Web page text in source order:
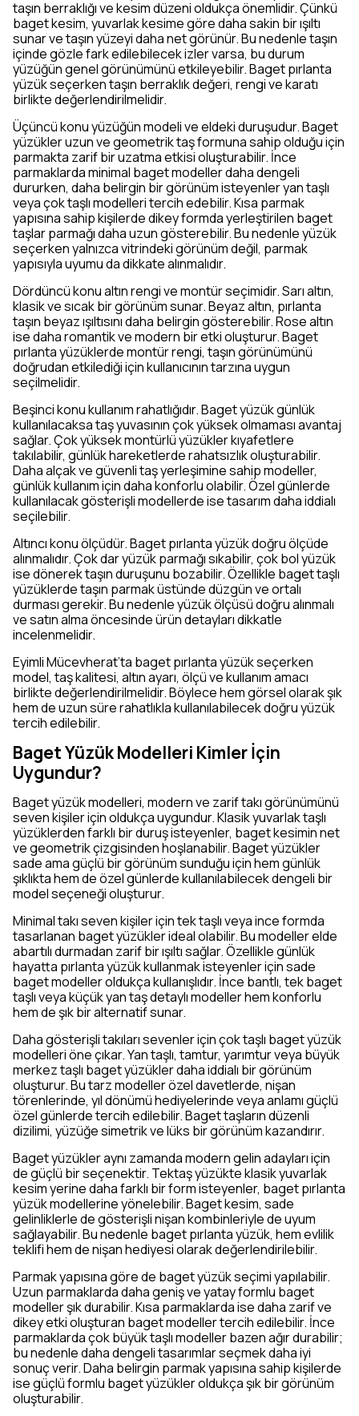
taşın berraklığı ve kesim düzeni oldukça önemlidir. Çünkü
baget kesim, yuvarlak kesime göre daha sakin bir ışıltı
sunar ve taşın yüzeyi daha net görünür. Bu nedenle taşın
içinde gözle fark edilebilecek izler varsa, bu durum
yüzüğün genel görünümünü etkileyebilir. Baget pırlanta
yüzük seçerken taşın berraklık değeri, rengi ve karatı
birlikte değerlendirilmelidir.
Üçüncü konu yüzüğün modeli ve eldeki duruşudur. Baget
yüzükler uzun ve geometrik taş formuna sahip olduğu için
parmakta zarif bir uzatma etkisi oluşturabilir. İnce
parmaklarda minimal baget modeller daha dengeli
dururken, daha belirgin bir görünüm isteyenler yan taşlı
veya çok taşlı modelleri tercih edebilir. Kısa parmak
yapısına sahip kişilerde dikey formda yerleştirilen baget
taşlar parmağı daha uzun gösterebilir. Bu nedenle yüzük
seçerken yalnızca vitrindeki görünüm değil, parmak
yapısıyla uyumu da dikkate alınmalıdır.
Dördüncü konu altın rengi ve montür seçimidir. Sarı altın,
klasik ve sıcak bir görünüm sunar. Beyaz altın, pırlanta
taşın beyaz ışıltısını daha belirgin gösterebilir. Rose altın
ise daha romantik ve modern bir etki oluşturur. Baget
pırlanta yüzüklerde montür rengi, taşın görünümünü
doğrudan etkilediği için kullanıcının tarzına uygun
seçilmelidir.
Beşinci konu kullanım rahatlığıdır. Baget yüzük günlük
kullanılacaksa taş yuvasının çok yüksek olmaması avantaj
sağlar. Çok yüksek montürlü yüzükler kıyafetlere
takılabilir, günlük hareketlerde rahatsızlık oluşturabilir.
Daha alçak ve güvenli taş yerleşimine sahip modeller,
günlük kullanım için daha konforlu olabilir. Özel günlerde
kullanılacak gösterişli modellerde ise tasarım daha iddialı
seçilebilir.
Altıncı konu ölçüdür. Baget pırlanta yüzük doğru ölçüde
alınmalıdır. Çok dar yüzük parmağı sıkabilir, çok bol yüzük
ise dönerek taşın duruşunu bozabilir. Özellikle baget taşlı
yüzüklerde taşın parmak üstünde düzgün ve ortalı
durması gerekir. Bu nedenle yüzük ölçüsü doğru alınmalı
ve satın alma öncesinde ürün detayları dikkatle
incelenmelidir.
Eyimli Mücevherat’ta baget pırlanta yüzük seçerken
model, taş kalitesi, altın ayarı, ölçü ve kullanım amacı
birlikte değerlendirilmelidir. Böylece hem görsel olarak şık
hem de uzun süre rahatlıkla kullanılabilecek doğru yüzük
tercih edilebilir.
Baget Yüzük Modelleri Kimler İçin
Uygundur?
Baget yüzük modelleri, modern ve zarif takı görünümünü
seven kişiler için oldukça uygundur. Klasik yuvarlak taşlı
yüzüklerden farklı bir duruş isteyenler, baget kesimin net
ve geometrik çizgisinden hoşlanabilir. Baget yüzükler
sade ama güçlü bir görünüm sunduğu için hem günlük
şıklıkta hem de özel günlerde kullanılabilecek dengeli bir
model seçeneği oluşturur.
Minimal takı seven kişiler için tek taşlı veya ince formda
tasarlanan baget yüzükler ideal olabilir. Bu modeller elde
abartılı durmadan zarif bir ışıltı sağlar. Özellikle günlük
hayatta pırlanta yüzük kullanmak isteyenler için sade
baget modeller oldukça kullanışlıdır. İnce bantlı, tek baget
taşlı veya küçük yan taş detaylı modeller hem konforlu
hem de şık bir alternatif sunar.
Daha gösterişli takıları sevenler için çok taşlı baget yüzük
modelleri öne çıkar. Yan taşlı, tamtur, yarımtur veya büyük
merkez taşlı baget yüzükler daha iddialı bir görünüm
oluşturur. Bu tarz modeller özel davetlerde, nişan
törenlerinde, yıl dönümü hediyelerinde veya anlamı güçlü
özel günlerde tercih edilebilir. Baget taşların düzenli
dizilimi, yüzüğe simetrik ve lüks bir görünüm kazandırır.
Baget yüzükler aynı zamanda modern gelin adayları için
de güçlü bir seçenektir. Tektaş yüzükte klasik yuvarlak
kesim yerine daha farklı bir form isteyenler, baget pırlanta
yüzük modellerine yönelebilir. Baget kesim, sade
gelinliklerle de gösterişli nişan kombinleriyle de uyum
sağlayabilir. Bu nedenle baget pırlanta yüzük, hem evlilik
teklifi hem de nişan hediyesi olarak değerlendirilebilir.
Parmak yapısına göre de baget yüzük seçimi yapılabilir.
Uzun parmaklarda daha geniş ve yatay formlu baget
modeller şık durabilir. Kısa parmaklarda ise daha zarif ve
dikey etki oluşturan baget modeller tercih edilebilir. İnce
parmaklarda çok büyük taşlı modeller bazen ağır durabilir;
bu nedenle daha dengeli tasarımlar seçmek daha iyi
sonuç verir. Daha belirgin parmak yapısına sahip kişilerde
ise güçlü formlu baget yüzükler oldukça şık bir görünüm
oluşturabilir.